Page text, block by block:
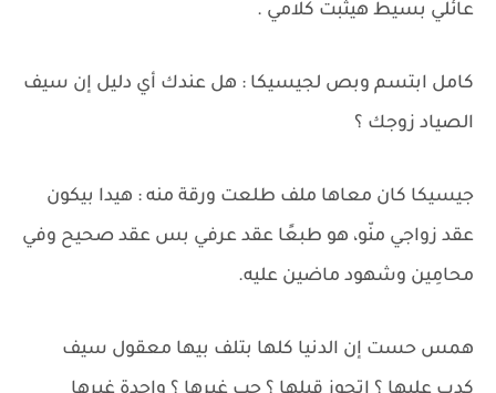
عائلي بسيط هيثبت كلامي .
كامل ابتسم وبص لجيسيكا : هل عندك أي دليل إن سيف
الصياد زوجك ؟
جيسيكا كان معاها ملف طلعت ورقة منه : هيدا بيكون
عقد زواجي منّو، هو طبعًا عقد عرفي بس عقد صحيح وفي
محامِين وشهود ماضين عليه.
همس حست إن الدنيا كلها بتلف بيها معقول سيف